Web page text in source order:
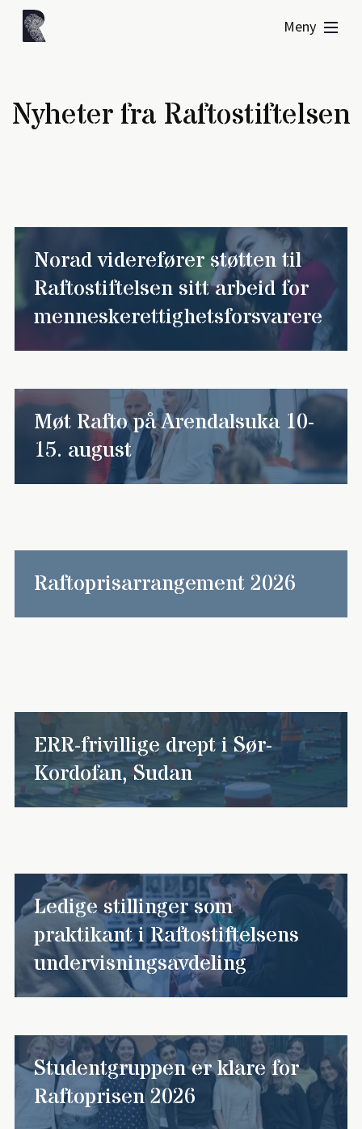
Meny
Nyheter fra Raftostiftelsen
Norad viderefører støtten til
Raftostiftelsen sitt arbeid for
menneskerettighetsforsvarere
Møt Rafto på Arendalsuka 10-
15. august
Raftoprisarrangement 2026
ERR-frivillige drept i Sør-
Kordofan, Sudan
Ledige stillinger som
praktikant i Raftostiftelsens
undervisningsavdeling
Studentgruppen er klare for
Raftoprisen 2026